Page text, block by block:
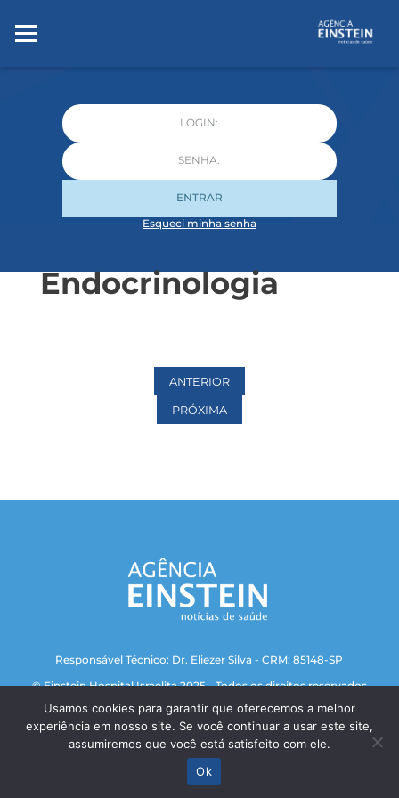
ENTRAR
Esqueci minha senha
Endocrinologia
ANTERIOR
PRÓXIMA
Responsável Técnico: Dr. Eliezer Silva - CRM: 85148-SP
© Einstein Hospital Israelita 2025 - Todos os direitos reservados
Usamos cookies para garantir que oferecemos a melhor
experiência em nosso site. Se você continuar a usar este site,
assumiremos que você está satisfeito com ele.
Ok